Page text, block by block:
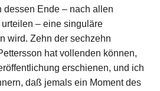
dessen Ende – nach allen
– eine singuläre
wird. Zehn der sechzehn
hat vollenden können,
erschienen, und ich
daß jemals ein Moment des